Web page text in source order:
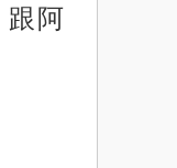
跟阿